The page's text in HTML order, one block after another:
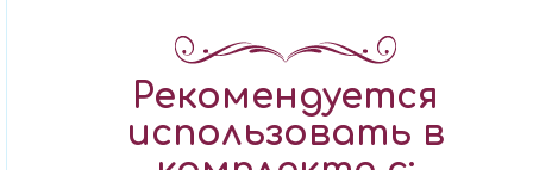
Рекомендуется
использовать в